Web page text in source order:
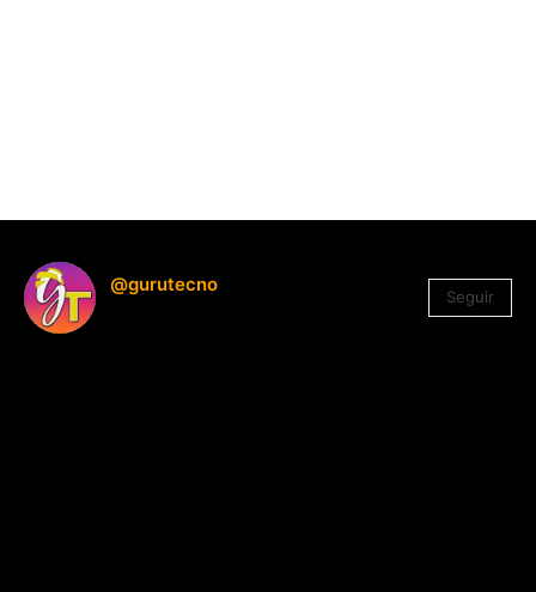
@gurutecno
Seguir